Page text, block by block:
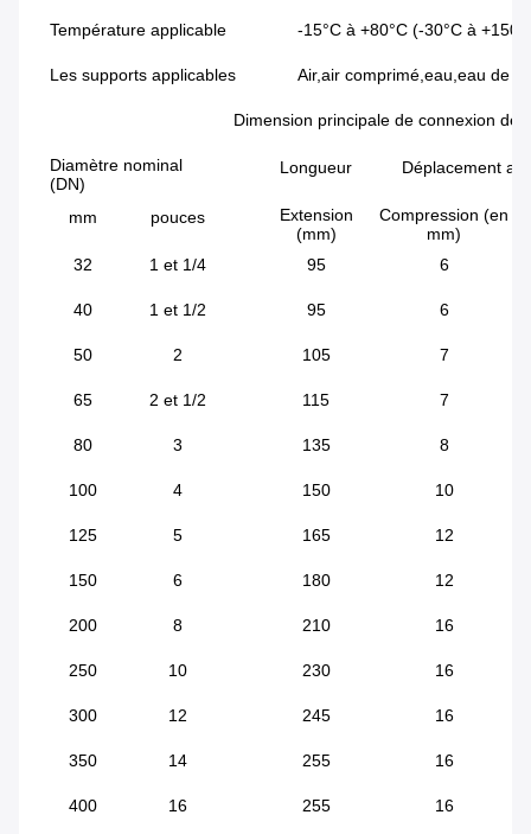
Température applicable -15°C à +80°C (-30°C à
Les supports applicables Air,air comprimé,eau,eau de
Dimension principale de connexion de
Diamètre nominal
(DN)
Longueur Déplacement
mm pouces
Extension
(mm)
Compression (en
mm)
32
1 et 1/4 95 6
40 1 et 1/2 95 6
50 2 105 7
65 2 et 1/2 115 7
80 3 135 8
100 4 150 10
125 5 165 12
150 6 180 12
200 8 210 16
250 10 230 16
300 12 245 16
350 14 255 16
400 16 255 16